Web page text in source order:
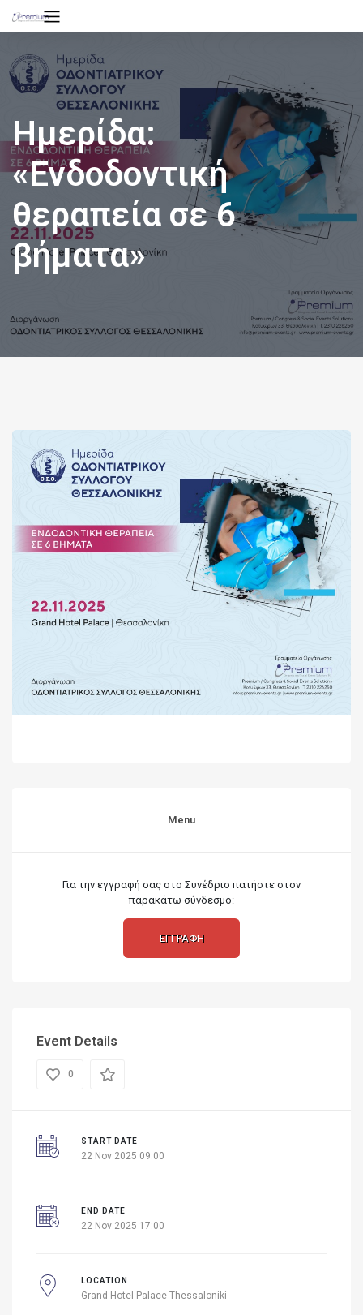
Hμερίδα:
«Ενδοδοντική
θεραπεία σε 6
βήματα»
Menu
Για την εγγραφή σας στο Συνέδριο πατήστε στον
παρακάτω σύνδεσμο:
ΕΓΓΡΑΦΗ
Event Details
0
START DATE
22 Nov 2025 09:00
END DATE
22 Nov 2025 17:00
LOCATION
Grand Hotel Palace Thessaloniki